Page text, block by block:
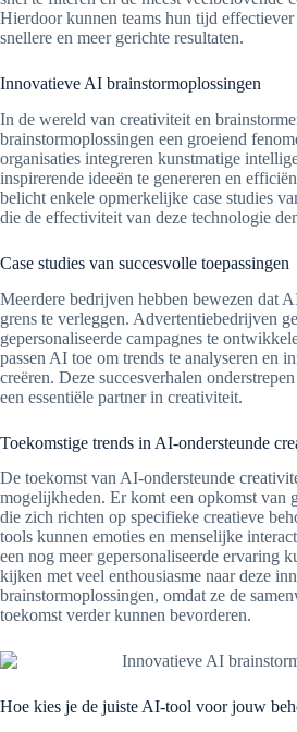
Hierdoor kunnen teams hun tijd
snellere en meer gerichte resultaten.
Innovatieve AI brainstormoplossingen
In de wereld van creativiteit en
brainstormoplossingen een groeiend
organisaties integreren kunstmatige
inspirerende ideeën te genereren en
belicht enkele opmerkelijke case studies
die de effectiviteit van deze technologie
Case studies van succesvolle toepassingen
Meerdere bedrijven hebben bewezen dat
grens te verleggen. Advertentiebedrijven
gepersonaliseerde campagnes te
passen AI toe om trends te analyseren en
creëren. Deze succesverhalen
een essentiële partner in creativiteit.
Toekomstige trends in AI-ondersteunde
De toekomst van AI-ondersteunde
mogelijkheden. Er komt een opkomst van
die zich richten op specifieke creatieve
tools kunnen emoties en menselijke
een nog meer gepersonaliseerde ervaring
kijken met veel enthousiasme naar deze
brainstormoplossingen, omdat ze de
toekomst verder kunnen bevorderen.
Hoe kies je de juiste AI-tool voor jouw